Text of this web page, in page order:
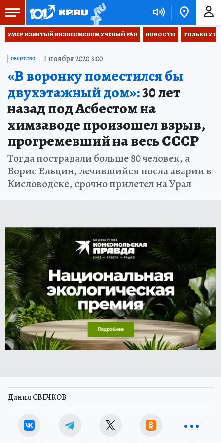
УМЕР ИЗБИТЫЙ БИЗНЕСМЕНОМ УЧЕНЫЙ РАН НОВОСТИ ТОЛЬКО У
ОБЩЕСТВО 1 ноября 2020 3:00
«В воронку поместился бы
двухэтажный дом»:30 лет
назад под Асбестом на
химзаводе произошел взрыв,
прогремевший на весь СССР
Тогда пострадали больше 80 человек, а
Борис Ельцин, лечившийся посла аварии в
Кисловодске, срочно прилетел на Урал
Данил СВЕЧКОВ